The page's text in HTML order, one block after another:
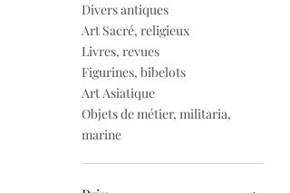
Divers antiques
Art Sacré, religieux
Livres, revues
Figurines, bibelots
Art Asiatique
Objets de métier, militaria,
marine